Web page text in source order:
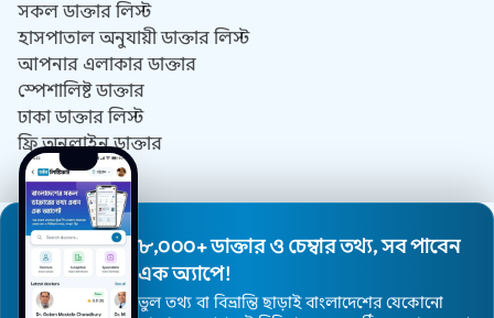
সকল ডাক্তার লিস্ট
হাসপাতাল অনুযায়ী ডাক্তার লিস্ট
আপনার এলাকার ডাক্তার
স্পেশালিষ্ট ডাক্তার
ঢাকা ডাক্তার লিস্ট
ফ্রি অনলাইন ডাক্তার
যোগাযোগ
আমাদের সম্পর্কে
DrListify কি কেন?
ব্যবহারের শর্তাবলী
৮,০০০+ ডাক্তার ও চেম্বার তথ্য, সব পাবেন
এক অ্যাপে!
ভুল তথ্য বা বিভ্রান্তি ছাড়াই বাংলাদেশের যেকোনো